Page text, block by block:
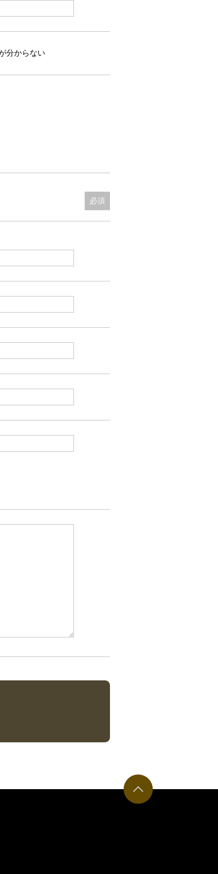
分からない
必須